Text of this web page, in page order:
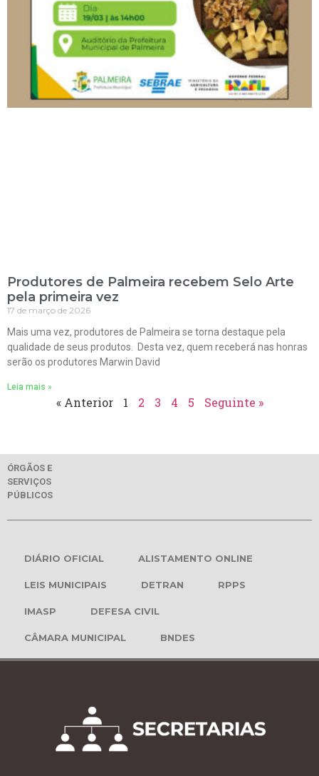
Produtores de Palmeira recebem Selo Arte
pela primeira vez
17 de março de 2026
Mais uma vez, produtores de Palmeira se torna destaque pela
qualidade de seus produtos. Desta vez, quem receberá nas honras
serão os produtores Marwin David
Leia mais »
« Anterior 1 2 3 4 5 Seguinte »
ÓRGÃOS E
SERVIÇOS
PÚBLICOS
DIÁRIO OFICIAL ALISTAMENTO ONLINE
LEIS MUNICIPAIS DETRAN RPPS
IMASP DEFESA CIVIL
CÂMARA MUNICIPAL BNDES